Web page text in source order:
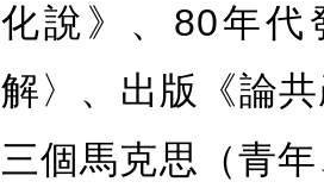
化說》、 80年代
解〉、出版《論
三個馬克思（青